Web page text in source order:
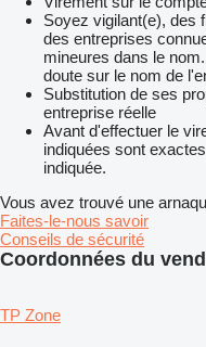
Soyez vigilant(e), des
des entreprises
mineures dans le
doute sur le nom de
Substitution de ses
entreprise réelle
Avant d'effectuer le
indiquées sont
indiquée.
Vous avez trouvé une
Faites-le-nous savoir
Conseils de sécurité
Coordonnées du
TP Zone